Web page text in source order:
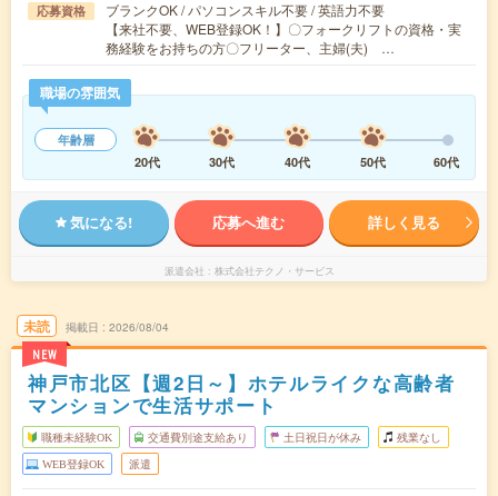
応募資格
ブランクOK / パソコンスキル不要 / 英語力不要
【来社不要、WEB登録OK！】〇フォークリフトの資格・実
務経験をお持ちの方〇フリーター、主婦(夫) …
職場の雰囲気
年齢層
20代
30代 40代 50代 60代
気になる! 応募へ進む 詳しく見る
派遣会社 株式会社テクノ・サービス
未読
NEW
掲載日 2026/08/04
神戸市北区【週2日～】ホテルライクな高齢者
マンションで生活サポート
職種未経験OK 交通費別途支給あり 土日祝日が休み 残業なし
WEB登録OK 派遣